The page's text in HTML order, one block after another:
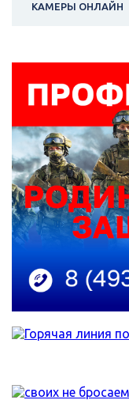
КАМЕРЫ ОНЛАЙН